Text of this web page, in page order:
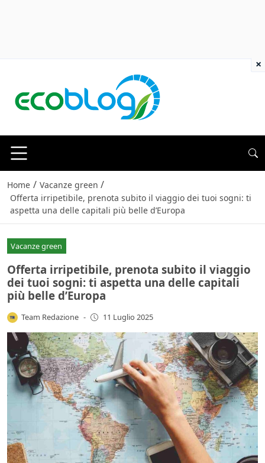
Home / Vacanze green /
Offerta irripetibile, prenota subito il viaggio dei tuoi sogni: ti
aspetta una delle capitali più belle d’Europa
Vacanze green
Offerta irripetibile, prenota subito il viaggio
dei tuoi sogni: ti aspetta una delle capitali
più belle d’Europa
Team Redazione - 11 Luglio 2025
×